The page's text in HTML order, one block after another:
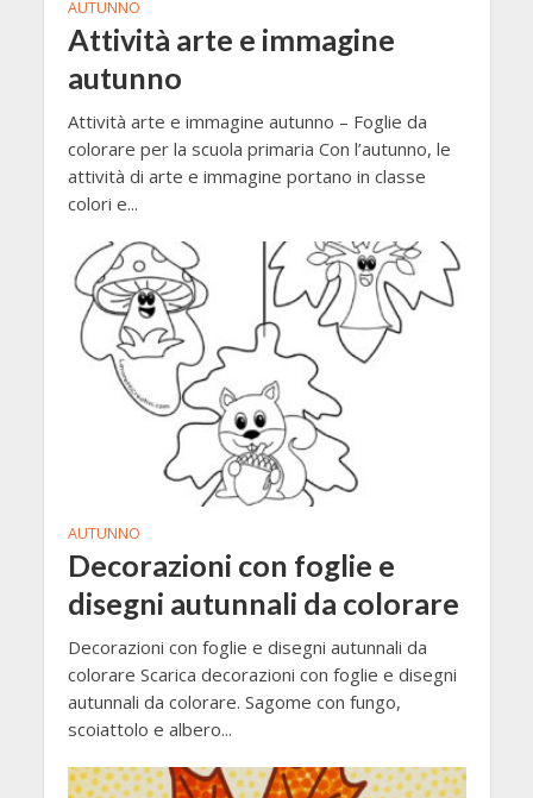
AUTUNNO
Attività arte e immagine
autunno
Attività arte e immagine autunno – Foglie da
colorare per la scuola primaria Con l’autunno, le
attività di arte e immagine portano in classe
colori e...
AUTUNNO
Decorazioni con foglie e
disegni autunnali da colorare
Decorazioni con foglie e disegni autunnali da
colorare Scarica decorazioni con foglie e disegni
autunnali da colorare. Sagome con fungo,
scoiattolo e albero...